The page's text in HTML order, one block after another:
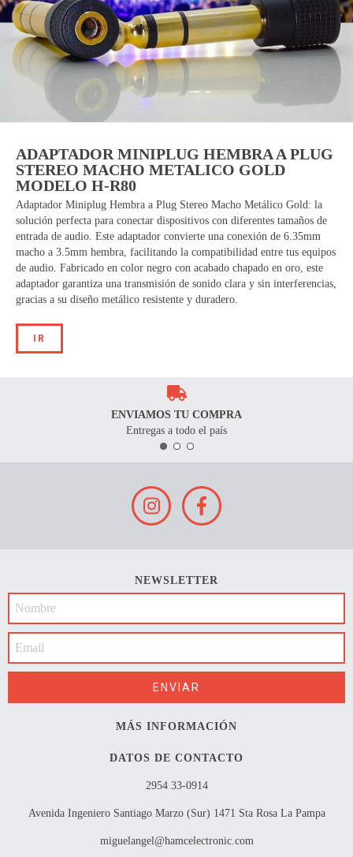
ADAPTADOR MINIPLUG HEMBRA A PLUG
STEREO MACHO METALICO GOLD
MODELO H-R80
Adaptador Miniplug Hembra a Plug Stereo Macho Metálico Gold: la
solución perfecta para conectar dispositivos con diferentes tamaños de
entrada de audio. Este adaptador convierte una conexión de 6.35mm
macho a 3.5mm hembra, facilitando la compatibilidad entre tus equipos
de audio. Fabricado en color negro con acabado chapado en oro, este
adaptador garantiza una transmisión de sonido clara y sin interferencias,
gracias a su diseño metálico resistente y duradero.
IR
ENVIAMOS TU COMPRA
Entregas a todo el país
NEWSLETTER
MÁS INFORMACIÓN
DATOS DE CONTACTO
2954 33-0914
Avenida Ingeniero Santiago Marzo (Sur) 1471 Sta Rosa La Pampa
miguelangel@hamcelectronic.com